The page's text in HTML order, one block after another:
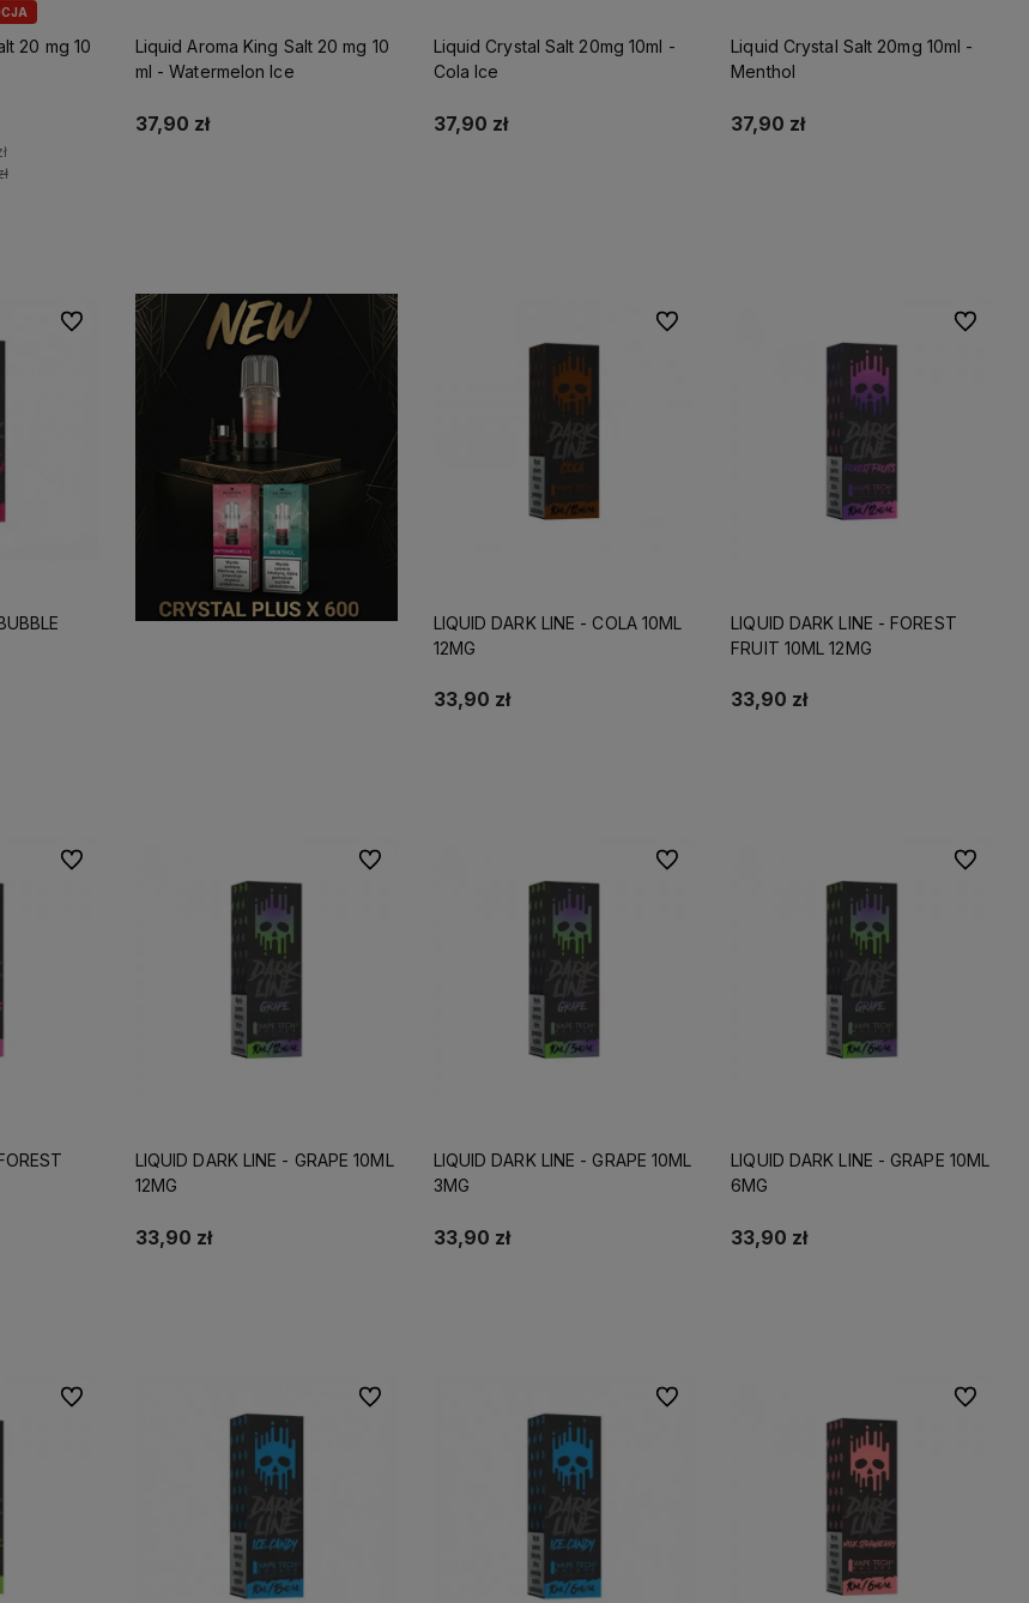
20 mg 10
Liquid Aroma King Salt 20 mg 10
ml - Watermelon Ice
37,90 zł
Liquid Crystal Salt 20mg 10ml -
Cola Ice
37,90 zł
Liquid Crystal Salt 20mg 10ml -
Menthol
37,90 zł
Do ulubionych
LIQUID DARK LINE - COLA 10ML
12MG
33,90 zł
Do ulubionych
LIQUID DARK LINE - FOREST
FRUIT 10ML 12MG
33,90 zł
Do
Do ulubionych
LIQUID DARK LINE - GRAPE 10ML
12MG
33,90 zł
Do ulubionych
LIQUID DARK LINE - GRAPE 10ML
3MG
33,90 zł
Do ulubionych
LIQUID DARK LINE - GRAPE 10ML
6MG
33,90 zł
Do
Do ulubionych Do ulubionych Do ulubionych Do